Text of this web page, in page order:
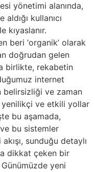
yönetimi alanında,
kullanıcı
kıyaslanır.
beri ‘organik’ olarak
doğrudan gelen
birlikte, rekabetin
internet
belirsizliği ve zaman
yenilikçi ve etkili yollar
bu aşamada,
bu sistemler
sunduğu detaylı
dikkat çeken bir
yeni